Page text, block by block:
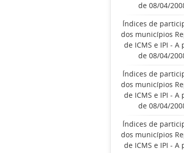
de 08/04/
Índices de
dos municípios
de ICMS e IPI - A
de 08/04/
Índices de
dos municípios
de ICMS e IPI - A
de 08/04/
Índices de
dos municípios
de ICMS e IPI - A